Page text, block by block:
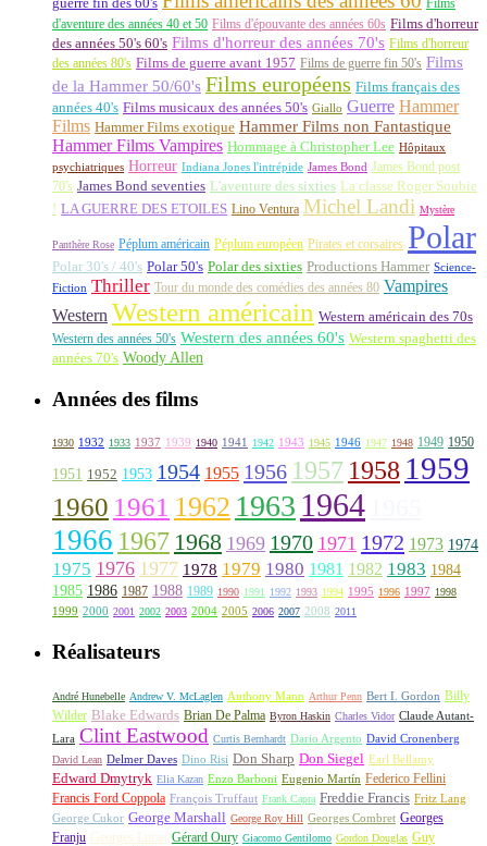
d'aventure des années 40 et 50 Films d'épouvante des années 60s Films d'horreur
des années 50's 60's Films d'horreur des années 70's Films d'horreur
des années 80's Films de guerre avant 1957 Films de guerre fin 50's Films
de la Hammer 50/60's Films européens Films français des
années 40's Films musicaux des années 50's Giallo Guerre Hammer
Films Hammer Films exotique Hammer Films non Fantastique
Hammer Films Vampires Hommage à Christopher Lee Hôpitaux
psychiatriques Horreur Indiana Jones l'intrépide James Bond James Bond post
70's James Bond seventies L'aventure des sixties La classe Roger Soubie
! LA GUERRE DES ETOILES Lino Ventura Michel Landi Mystère
Panthère Rose Péplum américain Péplum européen Pirates et corsaires Polar
Polar 30's / 40's Polar 50's Polar des sixties Productions Hammer Science-
Fiction Thriller Tour du monde des comédies des années 80 Vampires
Western Western américain Western américain des 70s
Western des années 50's Western des années 60's Western spaghetti des
années 70's Woody Allen
Années des films
1930 1932 1933 1937 1939 1940 1941 1942 1943 1945 1946 1947 1948 1949 1950
1951 1952 1953 1954 1955 1956 1957 1958 1959
1960 1961 1962 1963 1964
1966 1967 1968 1969 1970 1971 1972 1973 1974
1975 1976 1977 1978 1979 1980 1981 1982 1983 1984
1985 1986 1987 1988 1989 1990 1991 1992 1993 1994 1995 1996 1997 1998
1999 2000 2001 2002 2003 2004 2005 2006 2007 2008 2011
Réalisateurs
André Hunebelle Andrew V. McLaglen Anthony Mann Arthur Penn Bert I. Gordon Billy
Wilder Blake Edwards Brian De Palma Byron Haskin Charles Vidor Claude Autant-
Lara Clint Eastwood Curtis Bernhardt Dario Argento David Cronenberg
David Lean Delmer Daves Dino Risi Don Sharp Don Siegel Earl Bellamy
Edward Dmytryk Elia Kazan Enzo Barboni Eugenio Martín Federico Fellini
Francis Ford Coppola François Truffaut Frank Capra Freddie Francis Fritz Lang
George Cukor George Marshall George Roy Hill Georges Combret Georges
Franju Georges Lucas Gérard Oury Giacomo Gentilomo Gordon Douglas Guy